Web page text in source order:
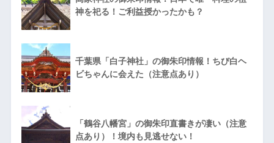
神を祀る！ご利益授かったかも？
千葉県「白子神社」の御朱印情報！ちび白ヘ
ビちゃんに会えた（注意点あり）
「鶴谷八幡宮」の御朱印直書きが凄い（注意
点あり）！境内も見逃せない！